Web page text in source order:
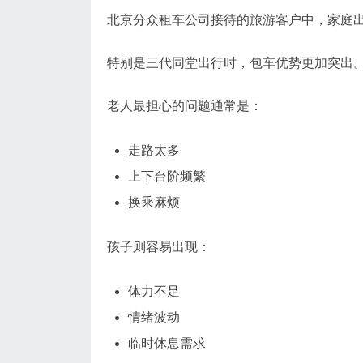
北京分众租车公司接待的旅游客户中，家庭
特别是三代同堂出行时，包车优势更加突出。
老人最担心的问题通常是：
走路太多
上下台阶频繁
换乘麻烦
孩子则容易出现：
体力不足
情绪波动
临时休息需求